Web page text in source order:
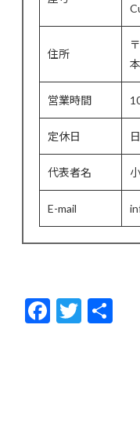
住所
営業時間
定休日
代表者名
E-mail
F
ac
T
w